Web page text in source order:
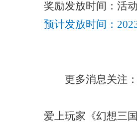
奖励发放时间：活
预计发放时间：
更多消息关注
爱上玩家《幻想三